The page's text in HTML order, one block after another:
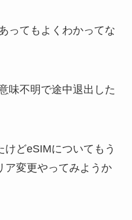
ってもよくわかってな
味不明で途中退出した
けどeSIMについてもう
ア変更やってみようか